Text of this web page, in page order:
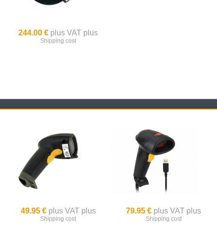
244.00 € plus VAT plus
Shipping cost
49.95 €plus VAT plus
Shipping cost
79.95 € plus VAT plus
Shipping cost